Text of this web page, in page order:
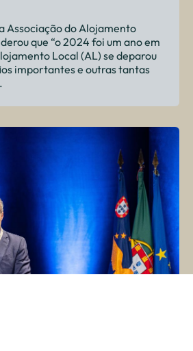
Associação do Alojamento
que “o 2024 foi um ano em
Local (AL) se deparou
importantes e outras tantas